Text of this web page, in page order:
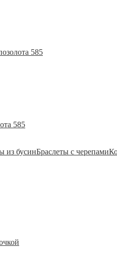
585
585
из бусинБраслеты с черепами